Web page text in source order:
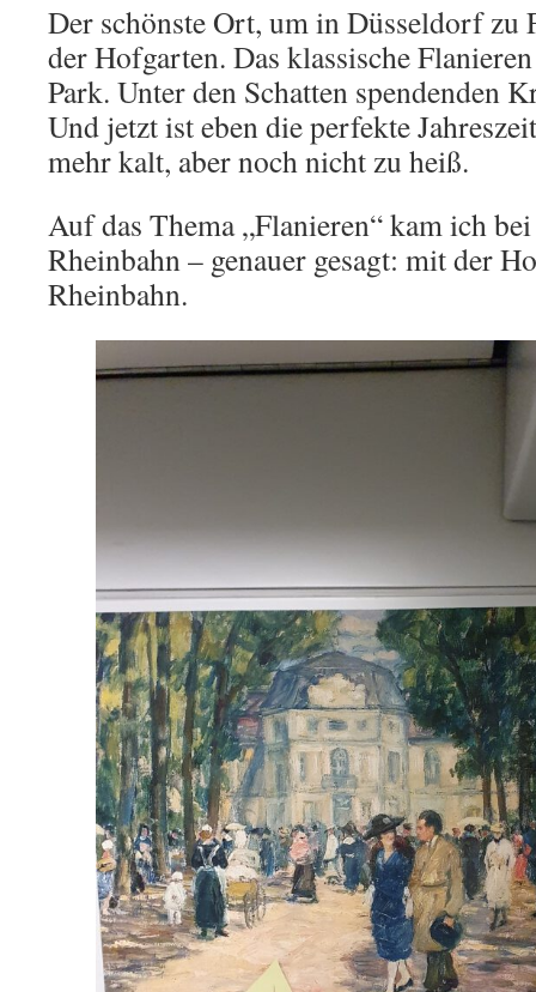
Der schönste Ort, um in Düsseldorf zu
der Hofgarten. Das klassische
Park. Unter den Schatten spendenden
Und jetzt ist eben die perfekte
mehr kalt, aber noch nicht zu heiß.
Auf das Thema „Flanieren“ kam ich
Rheinbahn – genauer gesagt: mit der
Rheinbahn.